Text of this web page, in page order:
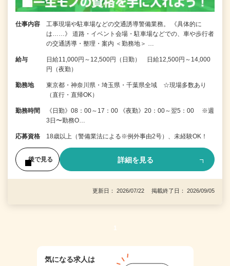
仕事内容
工事現場や駐車場などの交通誘導警備業務。 《具体的に
は……》 道路・イベント会場・駐車場などでの、車や歩行者
の交通誘導・整理・案内 ＜勤務地＞ …
給与
日給11,000円～12,500円（日勤） 日給12,500円～14,000
円（夜勤）
勤務地
東京都・神奈川県・埼玉県・千葉県全域 ☆現場多数あり
（直行・直帰OK）
勤務時間
《日勤》08：00～17：00 《夜勤》20：00～翌5：00 ※週
3日〜勤務O…
応募資格 18歳以上（警備業法による※例外事由2号）、未経験OK！
後で見る 詳細を見る
更新日： 2026/07/22 掲載終了日： 2026/09/05
1
気になる求人は